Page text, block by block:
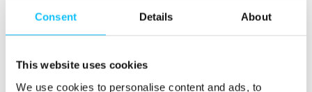
Consent Details About
This website uses cookies
We use cookies to personalise content and ads, to